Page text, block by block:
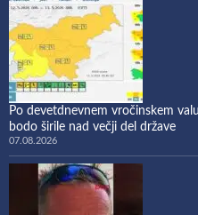
Po devetdnevnem vročinskem
bodo širile nad večji del države
07.08.2026